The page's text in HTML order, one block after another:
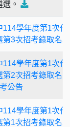
。
114學年度第1次代
3次招考錄取名單
114學年度第1次代
第2次招考錄取名
公告
114學年度第1次代
第1次招考錄取名